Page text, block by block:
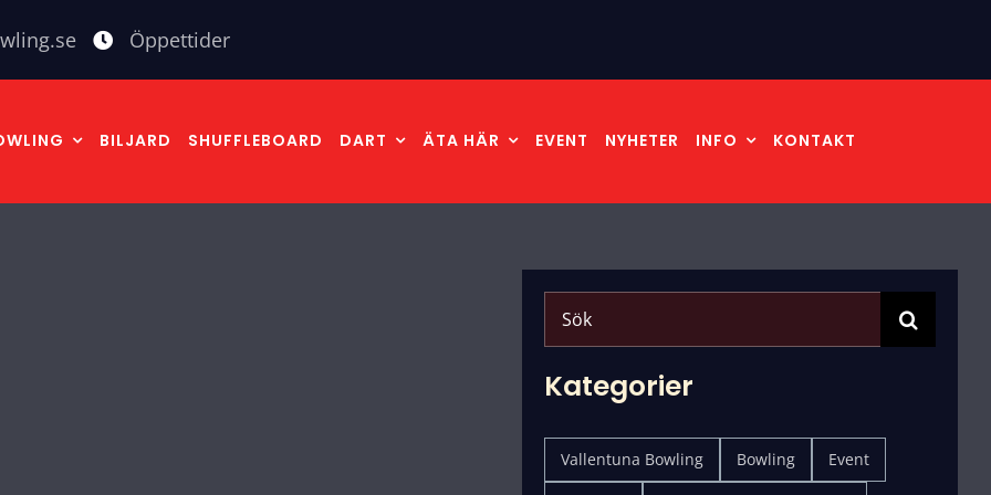
Öppettider
BILJARD SHUFFLEBOARD DART ÄTA HÄR EVENT NYHETER INFO KONTAKT
Search
for:
Kategorier
Vallentuna Bowling Bowling Event